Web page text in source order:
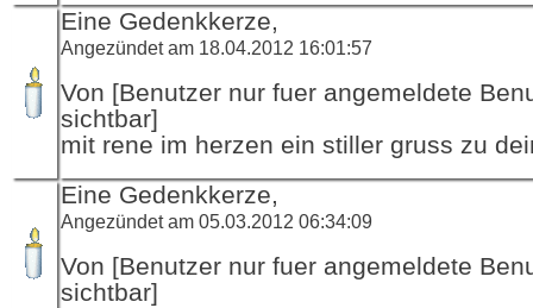
Eine Gedenkkerze,
Angezündet am 18.04.2012 16:01:57
Von [Benutzer nur fuer angemeldete
sichtbar]
mit rene im herzen ein stiller gruss zu
Eine Gedenkkerze,
Angezündet am 05.03.2012 06:34:09
Von [Benutzer nur fuer angemeldete
sichtbar]